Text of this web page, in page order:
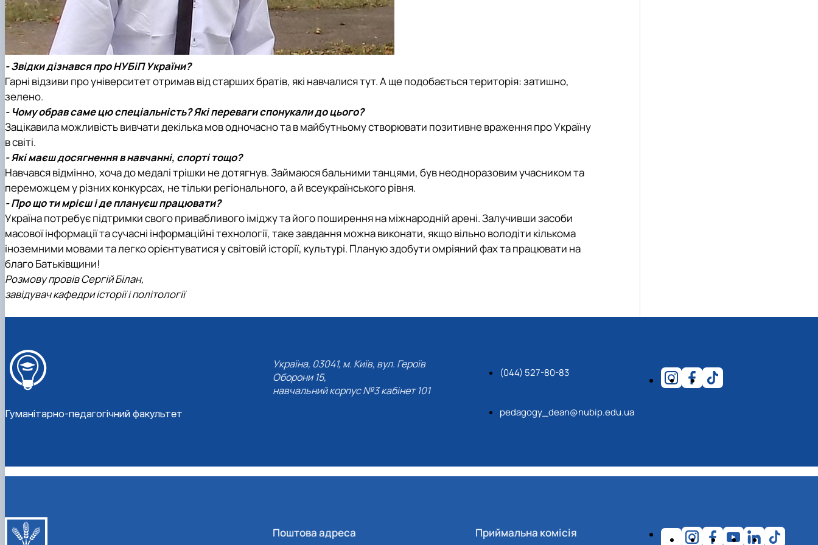
- Звідки дізнався про НУБіП України?
Гарні відзиви про університет отримав від старших братів, які навчалися тут. А ще подобається територія: затишно,
зелено.
- Чому обрав саме цю спеціальність? Які переваги спонукали до цього?
Зацікавила можливість вивчати декілька мов одночасно та в майбутньому створювати позитивне враження про Україну
в світі.
- Які маєш досягнення в навчанні, спорті тощо?
Навчався відмінно, хоча до медалі трішки не дотягнув. Займаюся бальними танцями, був неодноразовим учасником та
переможцем у різних конкурсах, не тільки регіонального, а й всеукраїнського рівня.
- Про що ти мрієш і де плануєш працювати?
Україна потребує підтримки свого привабливого іміджу та його поширення на міжнародній арені. Залучивши засоби
масової інформації та сучасні інформаційні технології, таке завдання можна виконати, якщо вільно володіти кількома
іноземними мовами та легко орієнтуватися у світовій історії, культурі. Планую здобути омріяний фах та працювати на
благо Батьківщини!
Розмову провів Сергій Білан,
завідувач кафедри історії і політології
Гуманітарно-педагогічний факультет
Україна, 03041, м. Київ, вул. Героїв
Оборони 15,
навчальний корпус №3 кабінет 101
(044) 527-80-83
pedagogy_dean@nubip.edu.ua
Поштова адреса Приймальна комісія